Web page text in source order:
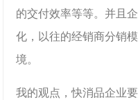
的交付效率等等。并且
化，以往的经销商分销
境。
我的观点，快消品企业